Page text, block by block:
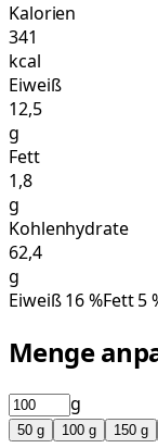
Kalorien
341
kcal
Eiweiß
12,5
g
Fett
1,8
g
Kohlenhydrate
62,4
g
Eiweiß16%Fett5
Menge
g
50 g 100 g 150 g